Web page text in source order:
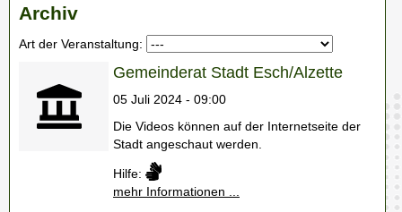
Archiv
Art der Veranstaltung:
Gemeinderat Stadt Esch/Alzette
05 Juli 2024 - 09:00
Die Videos können auf der Internetseite der
Stadt angeschaut werden.
Hilfe:
mehr Informationen ...